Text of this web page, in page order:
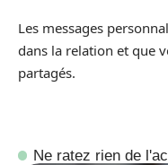
Les messages
dans la relation et que
partagés.
Ne ratez rien de